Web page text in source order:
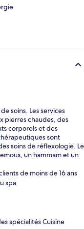
soins. Les services
pierres chaudes, des
corporels et des
sont
soins de réflexologie. Le
un hammam et un
de moins de 16 ans
spa.
spécialités Cuisine